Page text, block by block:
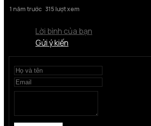
1 năm trước 315 lượt xem
Lời bình của bạn
Gửi ý kiến